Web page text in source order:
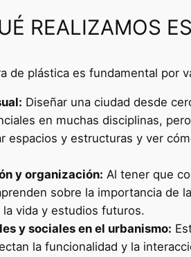
REALIZAMOS
de plástica es fundamental
Diseñar una ciudad desde
en muchas disciplinas,
espacios y estructuras y ver
y organización: Al tener que
sobre la importancia de
vida y estudios futuros.
y sociales en el urbanismo:
la funcionalidad y la